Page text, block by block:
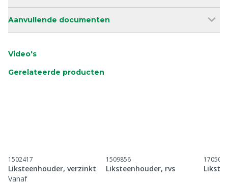
Aanvullende documenten
Video's
Gerelateerde producten
1502417
Liksteenhouder, verzinkt
Vanaf
1509856
Liksteenhouder, rvs
1705040